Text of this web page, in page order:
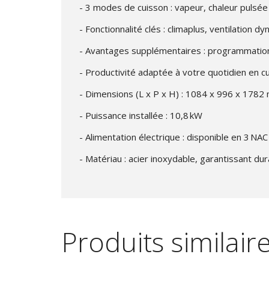
- 3 modes de cuisson : vapeur, chaleur
- Fonctionnalité clés : climaplus, ventilation
- Avantages supplémentaires :
- Productivité adaptée à votre quotidien en
- Dimensions (L x P x H) : 1084 x 996 x 1782
- Puissance installée : 10,8 kW
- Alimentation électrique : disponible en 3
- Matériau : acier inoxydable, garantissant
Produits